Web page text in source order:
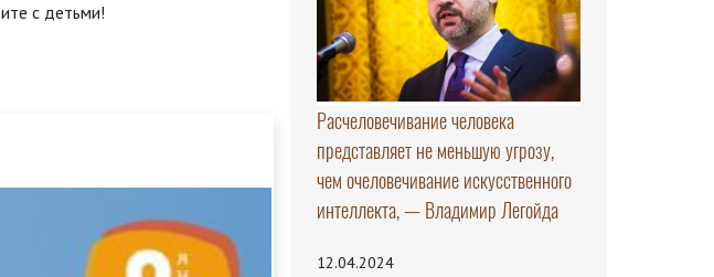
с детьми!
Расчеловечивание человека
представляет не меньшую угрозу,
чем очеловечивание искусственного
интеллекта, — Владимир Легойда
12.04.2024